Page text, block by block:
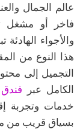
عالم الجمال
فاخر أو مشغل
والأجواء
هذا النوع من
التجميل إلى
الكامل عبر
خدمات وتجربة
بسياق قريب من